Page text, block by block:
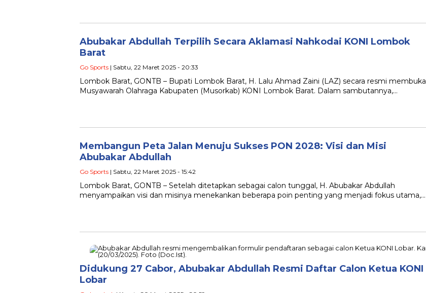
Abubakar Abdullah Terpilih Secara Aklamasi Nahkodai KONI Lombok
Barat
Go Sports | Sabtu, 22 Maret 2025 - 20:33
Lombok Barat, GONTB – Bupati Lombok Barat, H. Lalu Ahmad Zaini (LAZ) secara resmi membuka
Musyawarah Olahraga Kabupaten (Musorkab) KONI Lombok Barat. Dalam sambutannya,…
Membangun Peta Jalan Menuju Sukses PON 2028: Visi dan Misi
Abubakar Abdullah
Go Sports | Sabtu, 22 Maret 2025 - 15:42
Lombok Barat, GONTB – Setelah ditetapkan sebagai calon tunggal, H. Abubakar Abdullah
menyampaikan visi dan misinya menekankan beberapa poin penting yang menjadi fokus utama,…
Didukung 27 Cabor, Abubakar Abdullah Resmi Daftar Calon Ketua KONI
Lobar